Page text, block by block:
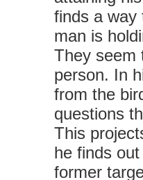
finds a way
man is
They seem
person. In
from the
questions
This
he finds
former